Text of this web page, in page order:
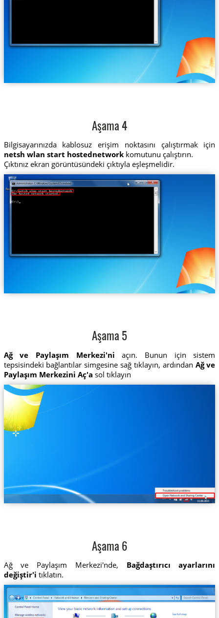
Aşama 4
Bilgisayarınızda kablosuz erişim noktasını çalıştırmak için
netsh wlan start hostednetworkkomutunu çalıştırın.
Çıktınız ekran görüntüsündeki çıktıyla eşleşmelidir.
Aşama 5
Ağ ve Paylaşım Merkezi'ni açın. Bunun için sistem
tepsisindeki bağlantılar simgesine sağ tıklayın, ardından Ağ ve
Paylaşım Merkezini Aç'a sol tıklayın
Aşama 6
Ağ ve Paylaşım Merkezi'nde, Bağdaştırıcı ayarlarını
değiştir'i tıklatın.